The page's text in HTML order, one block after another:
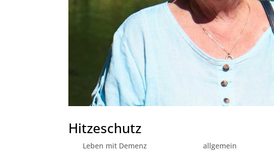
Hitzeschutz
Leben mit Demenz |allgemein